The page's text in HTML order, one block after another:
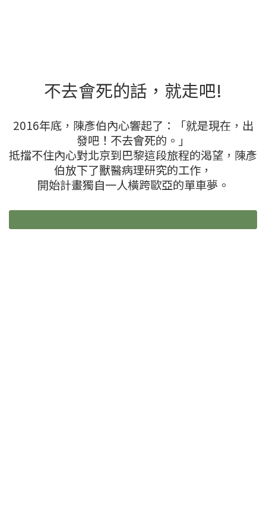
不去會死的話，就走吧!
2016年底，陳彥伯內心響起了：「就是現在，出
發吧！不去會死的。」
抵擋不住內心對北京到巴黎這段旅程的渴望，陳彥
伯放下了獸醫病理研究的工作，
開始計畫獨自一人橫跨歐亞的單車夢。